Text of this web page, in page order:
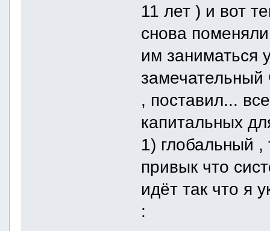
11 лет ) и вот
снова
им заниматься
замечательный
, поставил...
капитальных
1) глобальный
привык что
идёт так что я
: